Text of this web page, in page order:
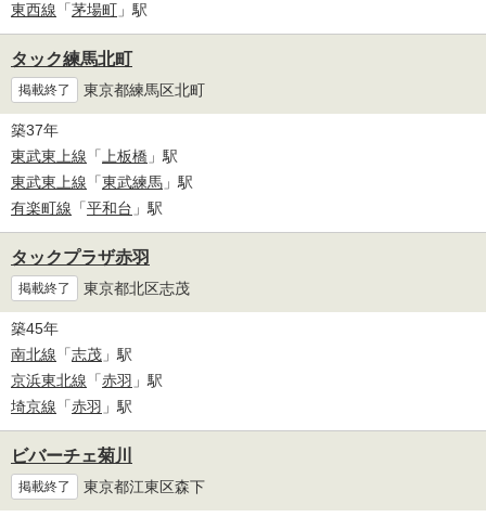
東西線 「茅場町 」駅
タック練馬北町
掲載終了 東京都練馬区北町
築37年
東武東上線 「上板橋 」駅
東武東上線 「東武練馬 」駅
有楽町線 「平和台 」駅
タックプラザ赤羽
掲載終了 東京都北区志茂
築45年
南北線 「志茂 」駅
京浜東北線 「赤羽 」駅
埼京線 「赤羽 」駅
ビバーチェ菊川
掲載終了 東京都江東区森下